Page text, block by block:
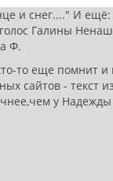
и снег...." И ещё:
Галины
Ф.
то еще помнит
сайтов -
у